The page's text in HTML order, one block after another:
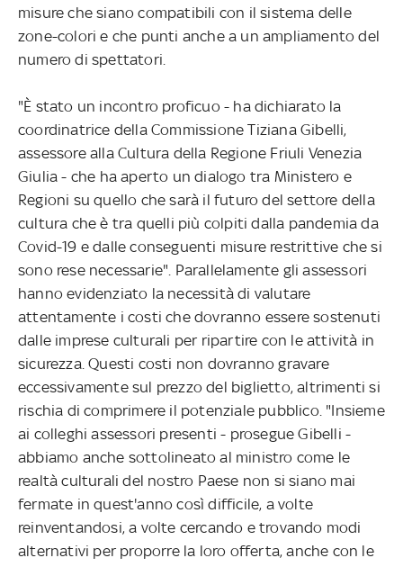
misure che siano compatibili con il sistema delle
zone-colori e che punti anche a un ampliamento del
numero di spettatori.
"È stato un incontro proficuo - ha dichiarato la
coordinatrice della Commissione Tiziana Gibelli,
assessore alla Cultura della Regione Friuli Venezia
Giulia - che ha aperto un dialogo tra Ministero e
Regioni su quello che sarà il futuro del settore della
cultura che è tra quelli più colpiti dalla pandemia da
Covid-19 e dalle conseguenti misure restrittive che si
sono rese necessarie". Parallelamente gli assessori
hanno evidenziato la necessità di valutare
attentamente i costi che dovranno essere sostenuti
dalle imprese culturali per ripartire con le attività in
sicurezza. Questi costi non dovranno gravare
eccessivamente sul prezzo del biglietto, altrimenti si
rischia di comprimere il potenziale pubblico. "Insieme
ai colleghi assessori presenti - prosegue Gibelli -
abbiamo anche sottolineato al ministro come le
realtà culturali del nostro Paese non si siano mai
fermate in quest'anno così difficile, a volte
reinventandosi, a volte cercando e trovando modi
alternativi per proporre la loro offerta, anche con le